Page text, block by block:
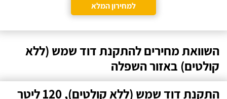
למחירון המלא
השוואת מחירים להתקנת דוד שמש (ללא
קולטים) באזור השפלה
התקנת דוד שמש (ללא קולטים), 120 ליטר